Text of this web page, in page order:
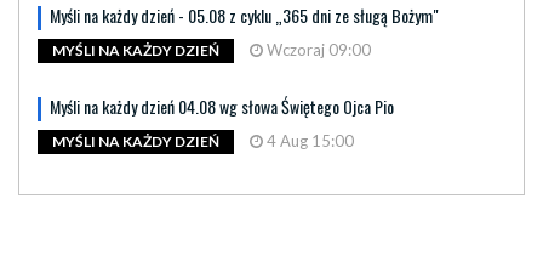
Myśli na każdy dzień - 05.08 z cyklu „365 dni ze sługą Bożym"
MYŚLI NA KAŻDY DZIEŃ Wczoraj 09:00
Myśli na każdy dzień 04.08 wg słowa Świętego Ojca Pio
MYŚLI NA KAŻDY DZIEŃ 4 Aug 15:00